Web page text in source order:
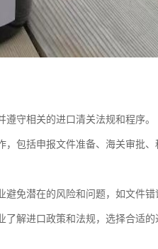
守相关的进口清关法规和程序。
包括申报文件准备、海关审批
免潜在的风险和问题，如文件错
解进口政策和法规，选择合适的